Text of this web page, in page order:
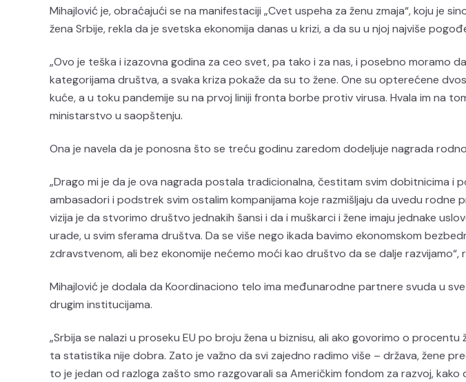
Mihajlović je, obraćajući se na manifestaciji „Cvet uspeha za ženu zmaja“, koju je
žena Srbije, rekla da je svetska ekonomija danas u krizi, a da su u njoj najviše
„Ovo je teška i izazovna godina za ceo svet, pa tako i za nas, i posebno moramo
kategorijama društva, a svaka kriza pokaže da su to žene. One su opterećene
kuće, a u toku pandemije su na prvoj liniji fronta borbe protiv virusa. Hvala im na
ministarstvo u saopštenju.
Ona je navela da je ponosna što se treću godinu zaredom dodeljuje nagrada
„Drago mi je da je ova nagrada postala tradicionalna, čestitam svim dobitnicima i
ambasadori i podstrek svim ostalim kompanijama koje razmišljaju da uvedu rodne
vizija je da stvorimo društvo jednakih šansi i da i muškarci i žene imaju jednake
urade, u svim sferama društva. Da se više nego ikada bavimo ekonomskom
zdravstvenom, ali bez ekonomije nećemo moći kao društvo da se dalje razvijamo“,
Mihajlović je dodala da Koordinaciono telo ima međunarodne partnere svuda u
drugim institucijama.
„Srbija se nalazi u proseku EU po broju žena u biznisu, ali ako govorimo o
ta statistika nije dobra. Zato je važno da svi zajedno radimo više – država, žene
to je jedan od razloga zašto smo razgovarali sa Američkim fondom za razvoj,